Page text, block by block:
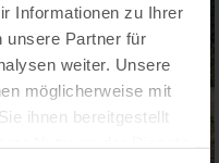
Informationen zu Ihrer
unsere Partner für
weiter. Unsere
möglicherweise mit
ihnen bereitgestellt